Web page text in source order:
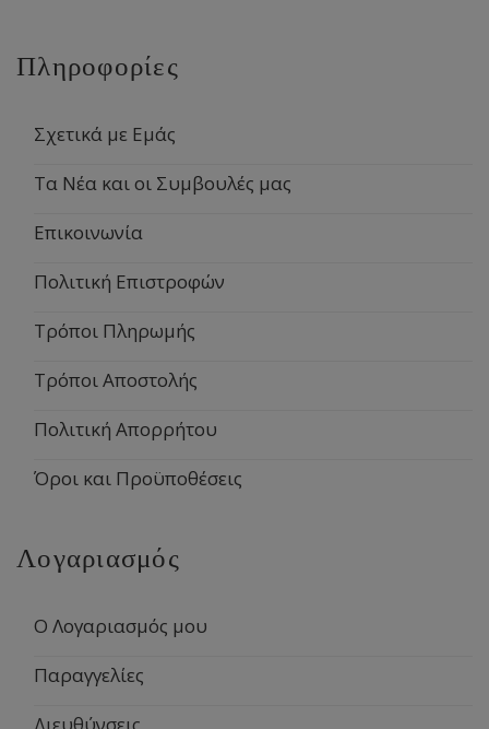
Πληροφορίες
Σχετικά με Εμάς
Τα Νέα και οι Συμβουλές μας
Επικοινωνία
Πολιτική Επιστροφών
Τρόποι Πληρωμής
Τρόποι Αποστολής
Πολιτική Απορρήτου
Όροι και Προϋποθέσεις
Λογαριασμός
Ο Λογαριασμός μου
Παραγγελίες